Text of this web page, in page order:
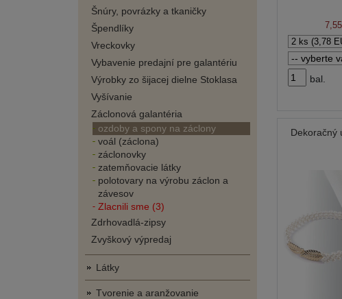
Šnúry, povrázky a tkaničky
Špendlíky
Vreckovky
Vybavenie predajní pre galantériu
Výrobky zo šijacej dielne Stoklasa
Vyšívanie
Záclonová galantéria
ozdoby a spony na záclony
voál (záclona)
záclonovky
zatemňovacie látky
polotovary na výrobu záclon a
závesov
Zlacnili sme (3)
Zdrhovadlá-zipsy
Zvyškový výpredaj
Látky
Tvorenie a aranžovanie
bal.
Dekoračný